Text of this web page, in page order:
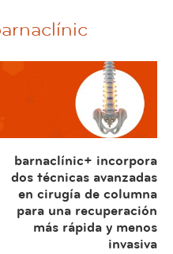
barnaclínic+ incorpora
dos técnicas avanzadas
en cirugía de columna
para una recuperación
más rápida y menos
invasiva